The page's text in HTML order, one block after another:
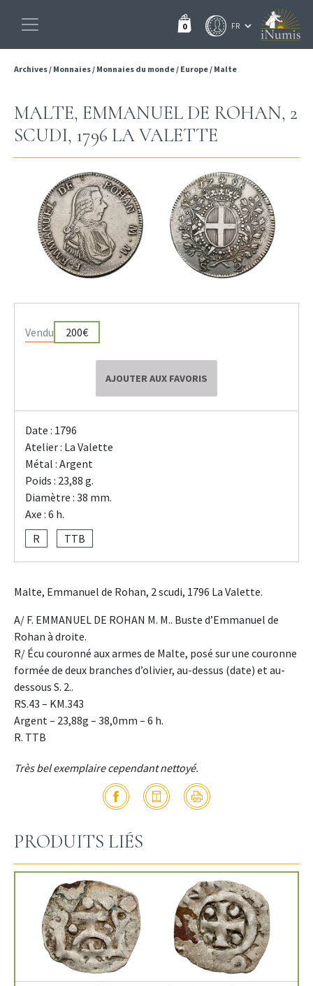
0
Archives/ Monnaies/ Monnaies du monde/ Europe/ Malte
MALTE, EMMANUEL DE ROHAN, 2
SCUDI, 1796 LA VALETTE
Vendu 200€
AJOUTER AUX FAVORIS
Date : 1796
Atelier : La Valette
Métal : Argent
Poids : 23,88 g.
Diamètre : 38 mm.
Axe : 6 h.
R
TTB
Malte, Emmanuel de Rohan, 2 scudi, 1796 La Valette.
A/ F. EMMANUEL DE ROHAN M. M.. Buste d’Emmanuel de
Rohan à droite.
R/ Écu couronné aux armes de Malte, posé sur une couronne
formée de deux branches d’olivier, au-dessus (date) et au-
dessous S. 2..
RS.43 – KM.343
Argent – 23,88g – 38,0mm – 6 h.
R. TTB
Très bel exemplaire cependant nettoyé.
PRODUITS LIÉS